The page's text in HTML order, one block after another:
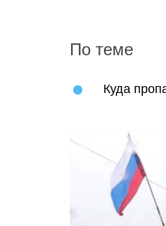
По теме
Куда